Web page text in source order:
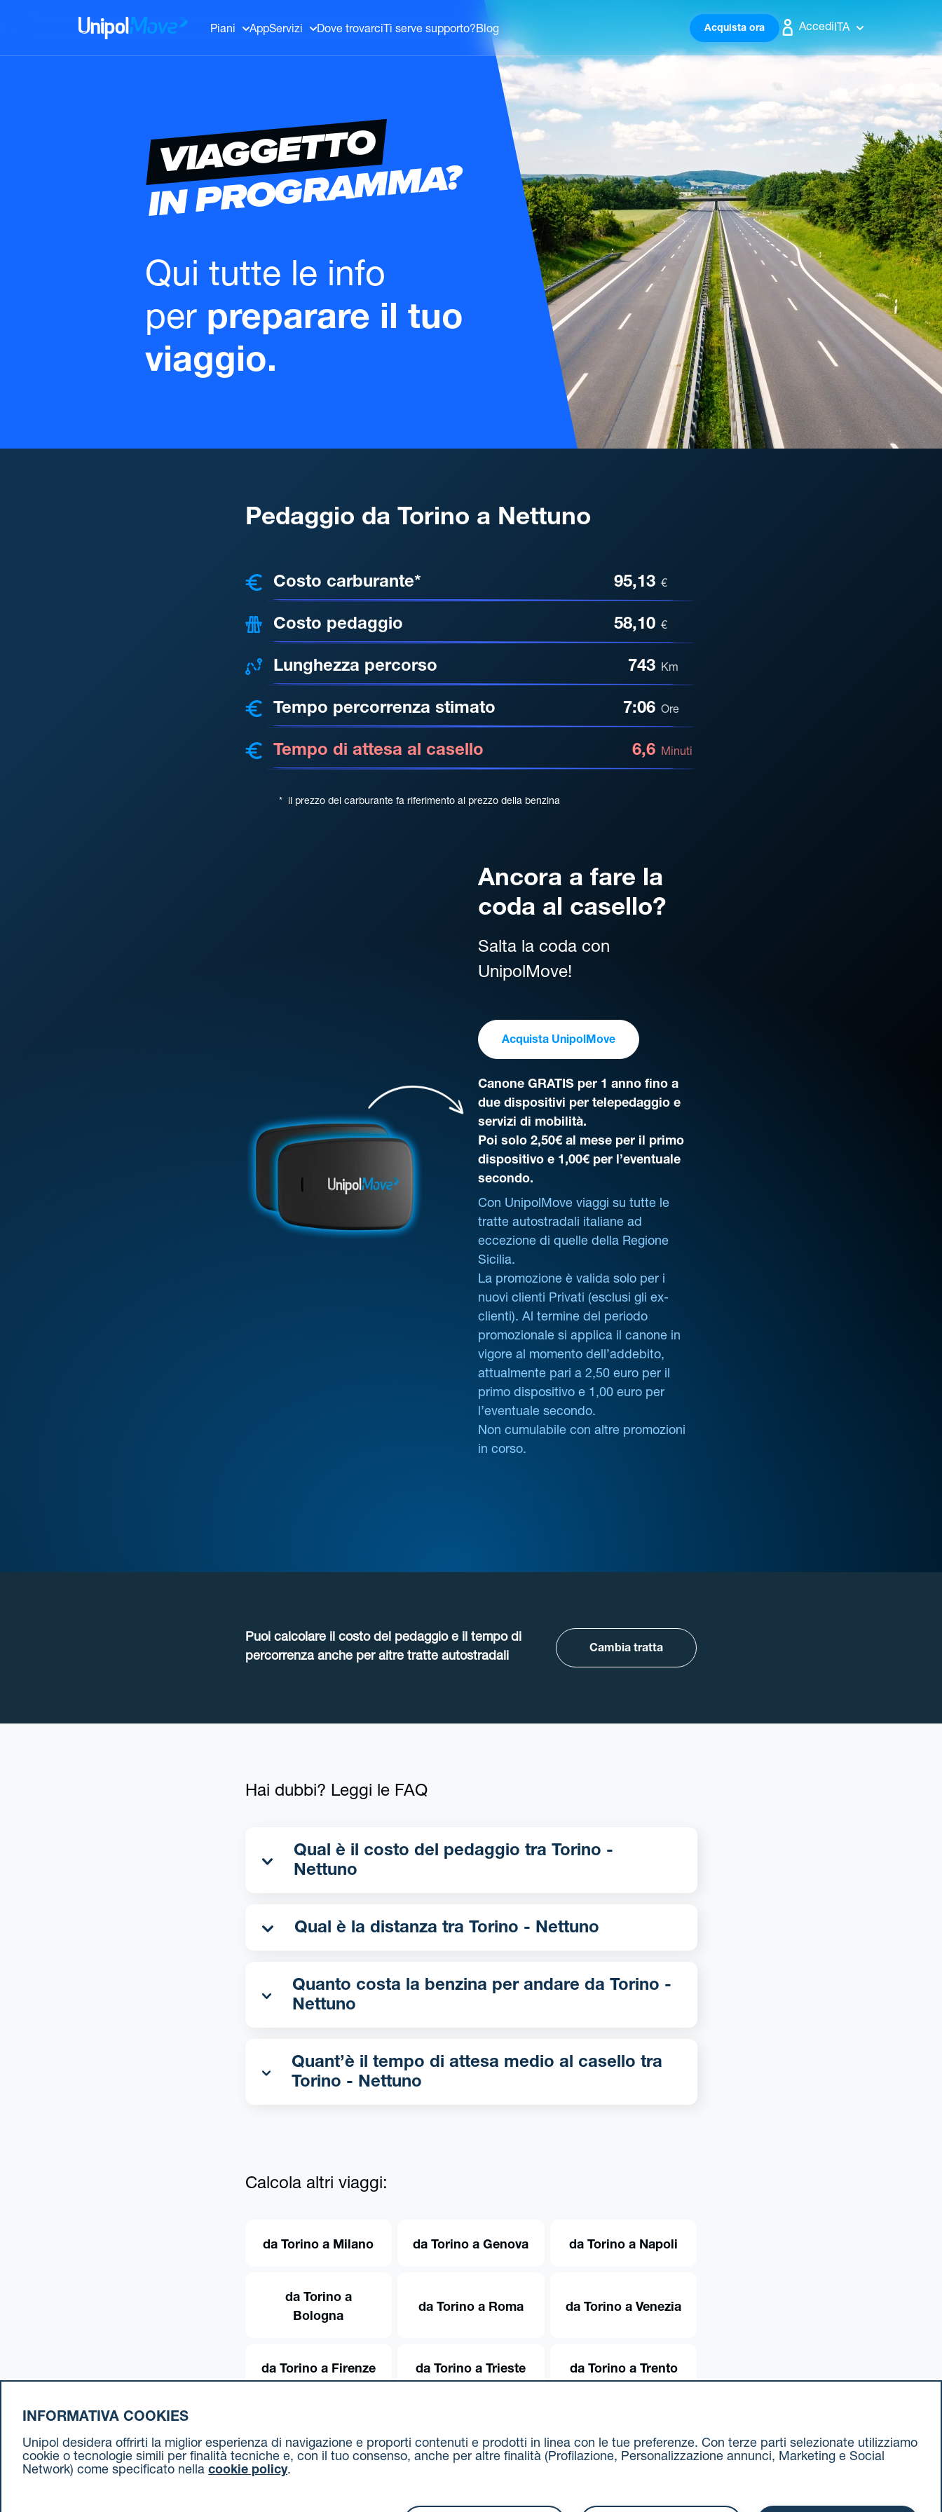
UnipolMove Piani AppServizi Dove trovarci Ti serve supporto?Blog Acquista ora AccediITA
VIAGGETTO
IN PROGRAMMA?
Qui tutte le info
per preparare il tuo
viaggio.
Pedaggio da Torino a Nettuno
Costo carburante* 95,13 €
Costo pedaggio 58,10 €
Lunghezza percorso 743 Km
Tempo percorrenza stimato 7:06 Ore
Tempo di attesa al casello 6,6 Minuti
* il prezzo del carburante fa riferimento al prezzo della benzina
Ancora a fare la
coda al casello?
Salta la coda con
UnipolMove!
Acquista UnipolMove
Canone GRATIS per 1 anno fino a
due dispositivi per telepedaggio e
servizi di mobilità.
Poi solo 2,50€ al mese per il primo
dispositivo e 1,00€ per l’eventuale
secondo.
Con UnipolMove viaggi su tutte le
tratte autostradali italiane ad
eccezione di quelle della Regione
Sicilia.
La promozione è valida solo per i
nuovi clienti Privati (esclusi gli ex-
clienti). Al termine del periodo
promozionale si applica il canone in
vigore al momento dell’addebito,
attualmente pari a 2,50 euro per il
primo dispositivo e 1,00 euro per
l’eventuale secondo.
Non cumulabile con altre promozioni
in corso.
Puoi calcolare il costo del pedaggio e il tempo di
percorrenza anche per altre tratte autostradali
Cambia tratta
Hai dubbi? Leggi le FAQ
Qual è il costo del pedaggio tra Torino -
Nettuno
Qual è la distanza tra Torino - Nettuno
Quanto costa la benzina per andare da Torino -
Nettuno
Quant’è il tempo di attesa medio al casello tra
Torino - Nettuno
Calcola altri viaggi:
da Torino a Milano da Torino a Genova da Torino a Napoli
da Torino a
Bologna
da Torino a Roma da Torino a Venezia
da Torino a Firenze da Torino a Trieste da Torino a Trento
INFORMATIVA COOKIES
Unipol desidera offrirti la miglior esperienza di navigazione e proporti contenuti e prodotti in linea con le tue preferenze. Con terze parti selezionate utilizziamo
cookie o tecnologie simili per finalità tecniche e, con il tuo consenso, anche per altre finalità (Profilazione, Personalizzazione annunci, Marketing e Social
Network) come specificato nella cookie policy.